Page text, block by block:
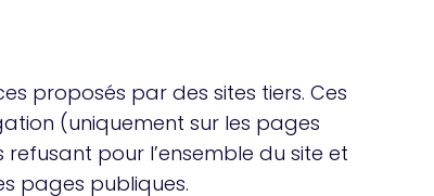
proposés par des sites tiers. Ces
(uniquement sur les pages
pour l’ensemble du site et
pages publiques.